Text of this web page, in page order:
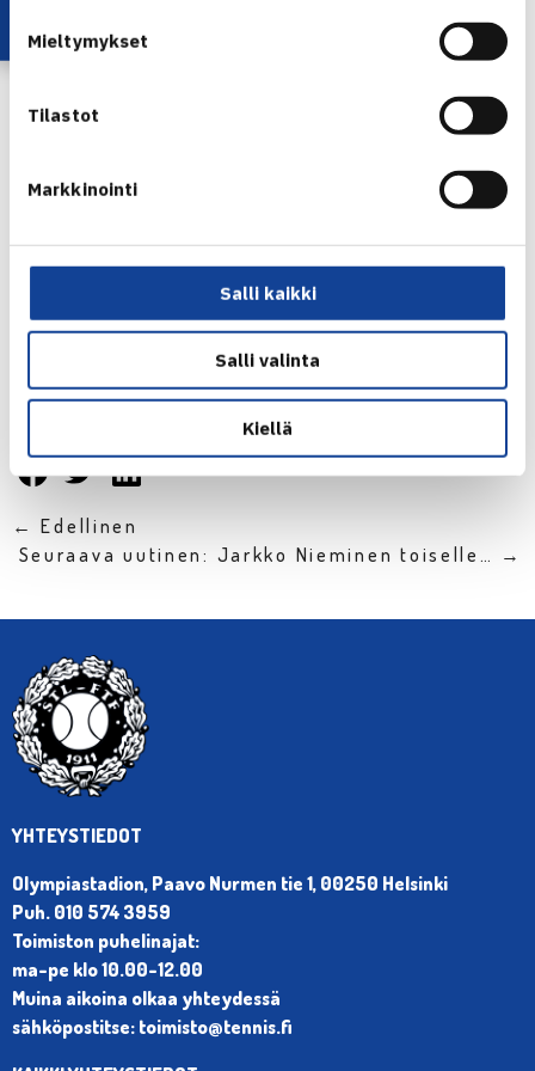
Mieltymykset
Tilastot
Markkinointi
Salli kaikki
Salli valinta
Kiellä
Poikien Nations Challenge verkossa
Jaa:
← Edellinen
Seuraava uutinen: Jarkko Nieminen toiselle… →
YHTEYSTIEDOT
Olympiastadion, Paavo Nurmen tie 1, 00250 Helsinki
Puh. 010 574 3959
Toimiston puhelinajat:
ma-pe klo 10.00-12.00
Muina aikoina olkaa yhteydessä
sähköpostitse: toimisto@tennis.fi